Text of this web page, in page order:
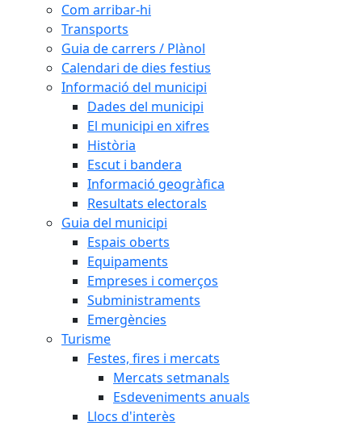
Com arribar-hi
Transports
Guia de carrers / Plànol
Calendari de dies festius
Informació del municipi
Dades del municipi
El municipi en xifres
Història
Escut i bandera
Informació geogràfica
Resultats electorals
Guia del municipi
Espais oberts
Equipaments
Empreses i comerços
Subministraments
Emergències
Turisme
Festes, fires i mercats
Mercats setmanals
Esdeveniments anuals
Llocs d'interès